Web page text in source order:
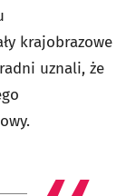
krajobrazowe
uznali, że